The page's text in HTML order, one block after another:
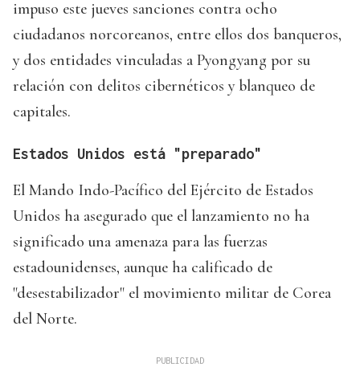
impuso este jueves sanciones contra ocho
ciudadanos norcoreanos, entre ellos dos banqueros,
y dos entidades vinculadas a Pyongyang por su
relación con delitos cibernéticos y blanqueo de
capitales.
Estados Unidos está "preparado"
El Mando Indo-Pacífico del Ejército de Estados
Unidos ha asegurado que el lanzamiento no ha
significado una amenaza para las fuerzas
estadounidenses, aunque ha calificado de
"desestabilizador" el movimiento militar de Corea
del Norte.